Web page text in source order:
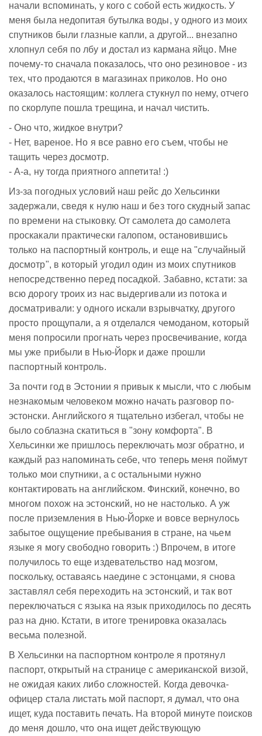
начали вспоминать, у кого с собой есть жидкость. У
меня была недопитая бутылка воды, у одного из моих
спутников были глазные капли, а другой... внезапно
хлопнул себя по лбу и достал из кармана яйцо. Мне
почему-то сначала показалось, что оно резиновое - из
тех, что продаются в магазинах приколов. Но оно
оказалось настоящим: коллега стукнул по нему, отчего
по скорлупе пошла трещина, и начал чистить.
- Оно что, жидкое внутри?
- Нет, вареное. Но я все равно его съем, чтобы не
тащить через досмотр.
- А-а, ну тогда приятного аппетита! :)
Из-за погодных условий наш рейс до Хельсинки
задержали, сведя к нулю наш и без того скудный запас
по времени на стыковку. От самолета до самолета
проскакали практически галопом, остановившись
только на паспортный контроль, и еще на "случайный
досмотр", в который угодил один из моих спутников
непосредственно перед посадкой. Забавно, кстати: за
всю дорогу троих из нас выдергивали из потока и
досматривали: у одного искали взрывчатку, другого
просто прощупали, а я отделался чемоданом, который
меня попросили прогнать через просвечивание, когда
мы уже прибыли в Нью-Йорк и даже прошли
паспортный контроль.
За почти год в Эстонии я привык к мысли, что с любым
незнакомым человеком можно начать разговор по-
эстонски. Английского я тщательно избегал, чтобы не
было соблазна скатиться в "зону комфорта". В
Хельсинки же пришлось переключать мозг обратно, и
каждый раз напоминать себе, что теперь меня поймут
только мои спутники, а с остальными нужно
контактировать на английском. Финский, конечно, во
многом похож на эстонский, но не настолько. А уж
после приземления в Нью-Йорке и вовсе вернулось
забытое ощущение пребывания в стране, на чьем
языке я могу свободно говорить :) Впрочем, в итоге
получилось то еще издевательство над мозгом,
поскольку, оставаясь наедине с эстонцами, я снова
заставлял себя переходить на эстонский, и так вот
переключаться с языка на язык приходилось по десять
раз на дню. Кстати, в итоге тренировка оказалась
весьма полезной.
В Хельсинки на паспортном контроле я протянул
паспорт, открытый на странице с американской визой,
не ожидая каких либо сложностей. Когда девочка-
офицер стала листать мой паспорт, я думал, что она
ищет, куда поставить печать. На второй минуте поисков
до меня дошло, что она ищет действующую